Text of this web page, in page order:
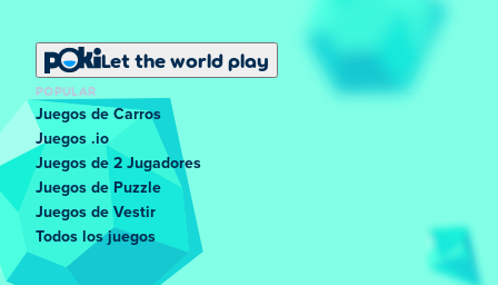
Let the world play
POPULAR
Juegos de Carros
Juegos .io
Juegos de 2 Jugadores
Juegos de Puzzle
Juegos de Vestir
Todos los juegos